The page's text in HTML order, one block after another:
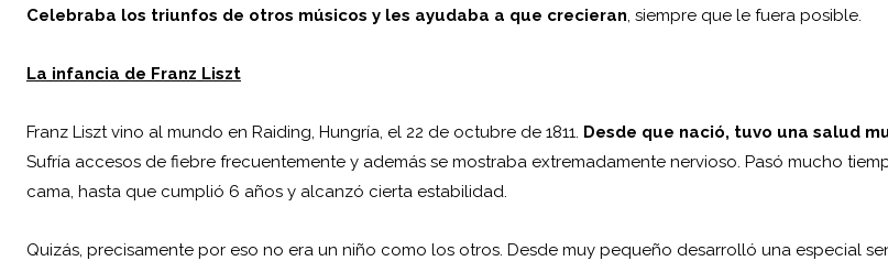
Celebraba los triunfos de otros músicos y les ayudaba a que crecieran , siempre que le fuera posible.
La infancia de Franz Liszt
Franz Liszt vino al mundo en Raiding, Hungría, el 22 de octubre de 1811. Desde que nació, tuvo una salud
Sufría accesos de fiebre frecuentemente y además se mostraba extremadamente nervioso. Pasó mucho
cama, hasta que cumplió 6 años y alcanzó cierta estabilidad.
Quizás, precisamente por eso no era un niño como los otros. Desde muy pequeño desarrolló una especial